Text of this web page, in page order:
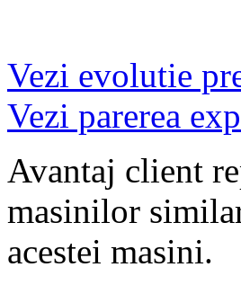
Vezi evolutie
Vezi parerea
Avantaj client
masinilor
acestei masini.